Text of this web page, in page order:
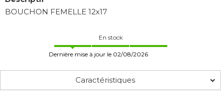
BOUCHON FEMELLE 12x17
En stock
Dernière mise à jour le 02/08/2026
Caractéristiques